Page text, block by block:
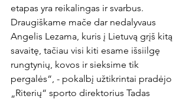
etapas yra reikalingas ir svarbus.
Draugiškame mače dar nedalyvaus
Angelis Lezama, kuris į Lietuvą grįš kitą
savaitę, tačiau visi kiti esame išsiilgę
rungtynių, kovos ir sieksime tik
pergalės“, - pokalbį užtikrintai pradėjo
„Riterių“ sporto direktorius Tadas